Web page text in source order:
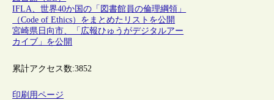
IFLA、世界40か国の「図書館員の倫理綱領」
（Code of Ethics）をまとめたリストを公開
宮崎県日向市、「広報ひゅうがデジタルアー
カイブ」を公開
累計アクセス数:3852
印刷用ページ